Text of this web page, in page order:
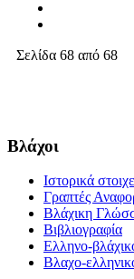
Σελίδα 68 από 68
Βλάχοι
Ιστορικά
Γραπτές
Βλάχικη
Βιβλιογραφία
Ελληνο-
Βλαχο-